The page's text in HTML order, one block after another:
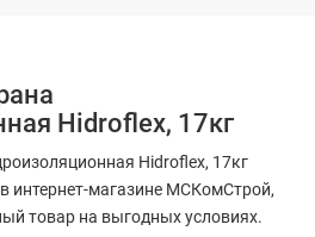
Hidroflex, 17кг
Hidroflex, 17кг
интернет-магазине МСКомСтрой,
товар на выгодных условиях.